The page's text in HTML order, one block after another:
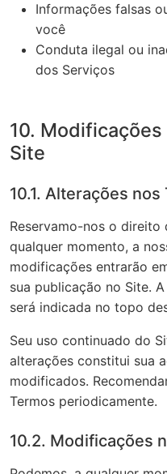
Informações falsas
você
Conduta ilegal ou
dos Serviços
10.
Site
10.1. Alterações nos
Reservamo-nos o direito
qualquer momento, a
modificações entrarão
sua publicação no Site.
será indicada no topo
Seu uso continuado do
alterações constitui sua
modificados.
Termos periodicamente.
10.2. Modificações